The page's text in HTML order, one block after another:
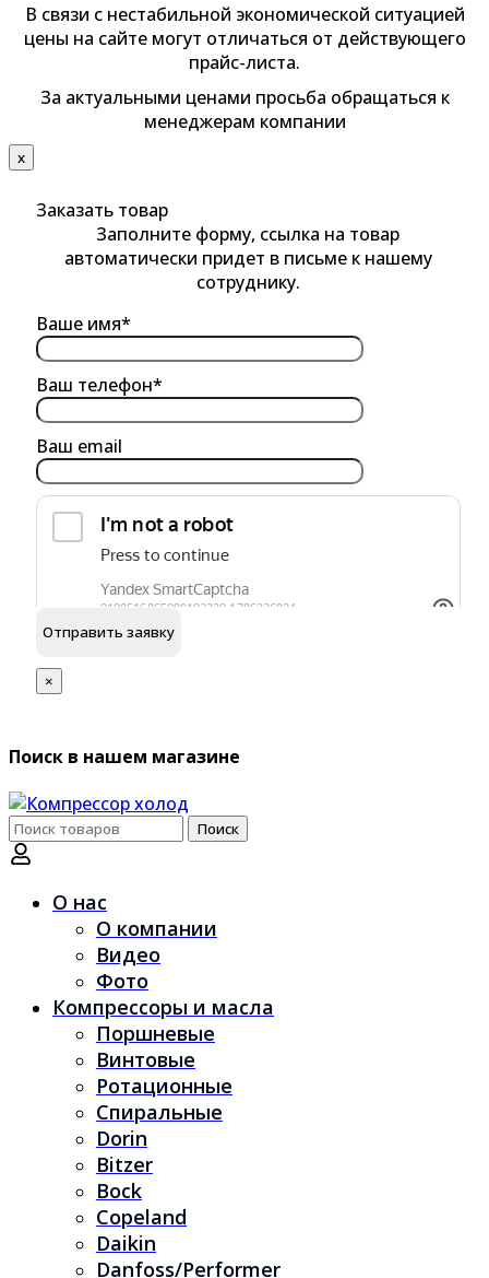
В связи с нестабильной экономической ситуацией
цены на сайте могут отличаться от действующего
прайс-листа.
За актуальными ценами просьба обращаться к
менеджерам компании
х
Заказать товар
Заполните форму, ссылка на товар
автоматически придет в письме к нашему
сотруднику.
Ваше имя*
Ваш телефон*
Ваш email
Я согласен наобработку персональных данных
×
Поиск в нашем магазине
Поиск
по:
Поиск
О нас
О компании
Видео
Фото
Компрессоры и масла
Поршневые
Винтовые
Ротационные
Спиральные
Dorin
Bitzer
Bock
Copeland
Daikin
Danfoss/Performer